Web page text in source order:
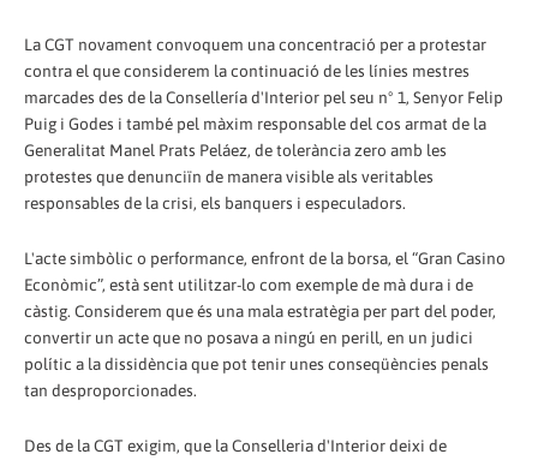
La CGT novament convoquem una concentració per a protestar
contra el que considerem la continuació de les línies mestres
marcades des de la Consellería d'Interior pel seu nº 1, Senyor Felip
Puig i Godes i també pel màxim responsable del cos armat de la
Generalitat Manel Prats Peláez, de tolerància zero amb les
protestes que denunciïn de manera visible als veritables
responsables de la crisi, els banquers i especuladors.
L'acte simbòlic o performance, enfront de la borsa, el “Gran Casino
Econòmic”, està sent utilitzar-lo com exemple de mà dura i de
càstig. Considerem que és una mala estratègia per part del poder,
convertir un acte que no posava a ningú en perill, en un judici
polític a la dissidència que pot tenir unes conseqüències penals
tan desproporcionades.
Des de la CGT exigim, que la Conselleria d'Interior deixi de